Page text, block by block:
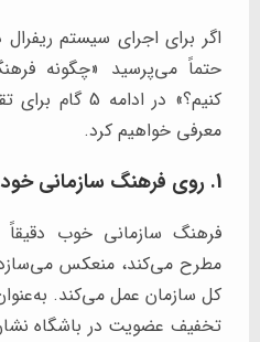
اگر برای اجرای سیستم
حتماً می‌پرسید «چگونه
کنیم؟» در
معرفی خواهیم کرد.
1. روی فرهنگ سازمانی خود کار کنید.
فرهنگ سازمانی خوب
مطرح می‌کند، منعکس می‌سازد
کل سازمان عمل می‌کند.
تخفیف عضویت در باشگاه